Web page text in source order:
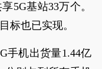
5G基站33万个。
标也已实现。
手机出货量1.44亿